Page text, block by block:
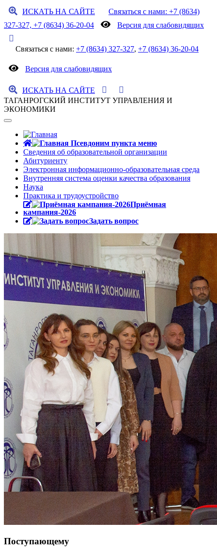
ИСКАТЬ НА САЙТЕ
Связаться с нами: +7 (8634)
327-327, +7 (8634) 36-20-04
Версия для слабовидящих
Связаться с нами: +7 (8634) 327-327, +7 (8634) 36-20-04
Версия для слабовидящих
ИСКАТЬ НА САЙТЕ
ТАГАНРОГСКИЙ ИНСТИТУТ УПРАВЛЕНИЯ И
ЭКОНОМИКИ
Сведения об образовательной организации
Абитуриенту
Электронная информационно-образовательная среда
Внутренняя система оценки качества образования
Наука
Практика и трудоустройство
Приёмная
кампания-2026
Задать вопрос
Поступающему